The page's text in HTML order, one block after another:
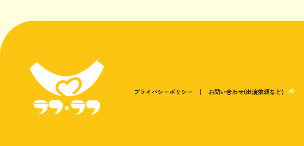
プライバシーポリシー お問い合わせ(出演依頼など)